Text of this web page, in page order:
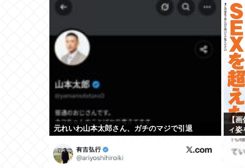
元れいわ山本太郎さん、ガチのマジで引退
【画
ィ姿